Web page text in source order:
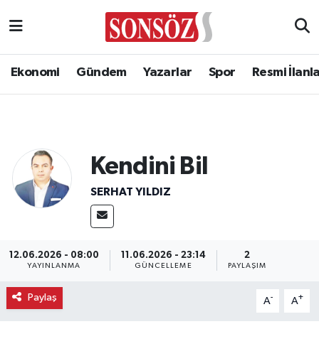
Ekonomi Gündem Yazarlar Spor Resmi
Kendini Bil
SERHAT YILDIZ
12.06.2026 - 08:00
YAYINLANMA
11.06.2026 - 23:14
GÜNCELLEME
2
PAYLAŞIM
Paylaş A- A+